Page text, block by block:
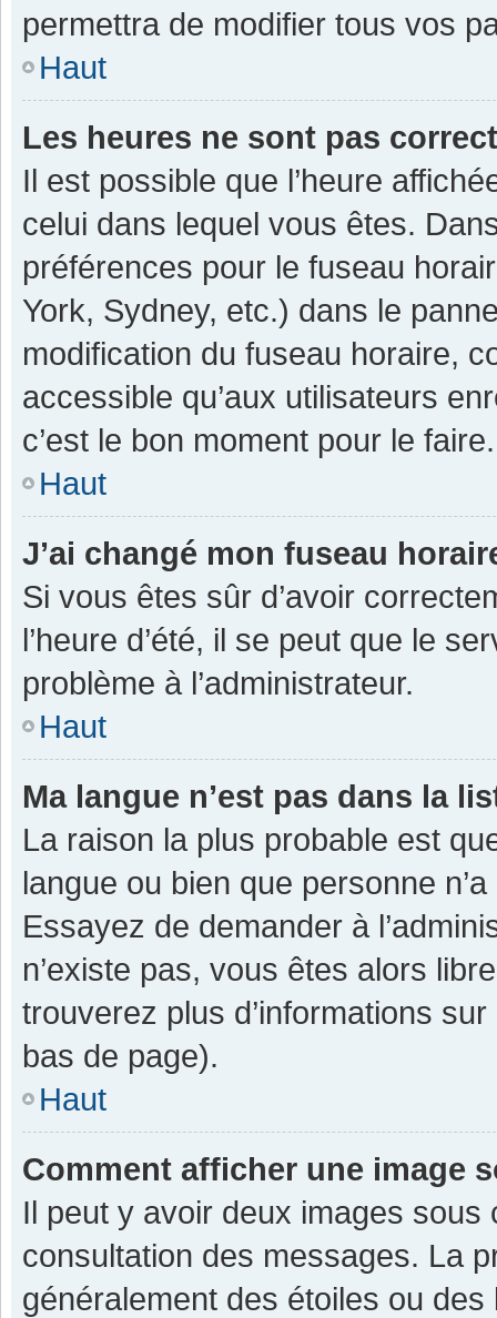
permettra de modifier tous vos
Haut
Les heures ne sont pas
Il est possible que l’heure
celui dans lequel vous êtes.
préférences pour le fuseau
York, Sydney, etc.) dans le
modification du fuseau horaire,
accessible qu’aux utilisateurs
c’est le bon moment pour le faire.
Haut
J’ai changé mon fuseau
Si vous êtes sûr d’avoir
l’heure d’été, il se peut que le
problème à l’administrateur.
Haut
Ma langue n’est pas dans la
La raison la plus probable est
langue ou bien que personne
Essayez de demander à
n’existe pas, vous êtes alors
trouverez plus d’informations
bas de page).
Haut
Comment afficher une image
Il peut y avoir deux images sous
consultation des messages. La
généralement des étoiles ou